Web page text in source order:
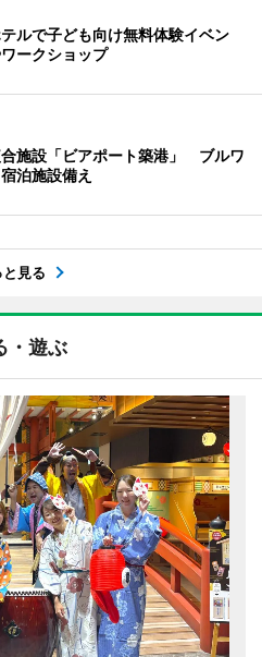
ルで子ども向け無料体験イベン
ークショップ
施設「ビアポート築港」 ブルワ
泊施設備え
と見る
・遊ぶ